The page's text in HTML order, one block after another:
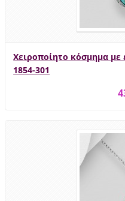
Χειροποίητο κόσμημα
1854-301